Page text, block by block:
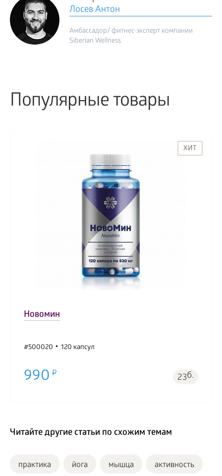
Лосев Антон
Амбассадор/ фитнес-эксперт компании
Siberian Wellness
Популярные товары
ХИТ
Новомин
#500020 120 капсул
990 23б.
Читайте другие статьи по схожим темам
практика йога мышца активность